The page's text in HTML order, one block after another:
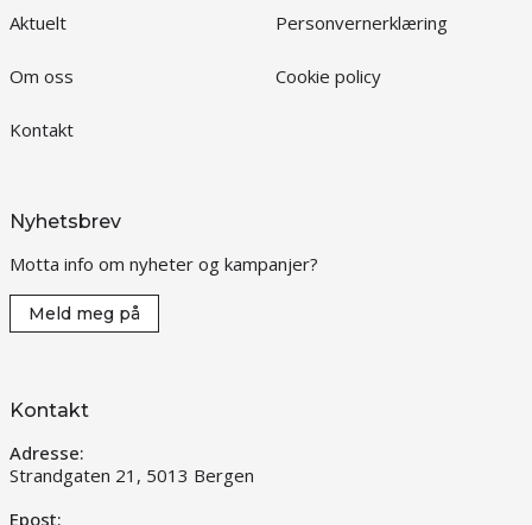
Aktuelt
Om oss
Kontakt
Personvernerklæring
Cookie policy
Nyhetsbrev
Motta info om nyheter og kampanjer?
Meld meg på
Kontakt
Adresse:
Strandgaten 21, 5013 Bergen
Epost: